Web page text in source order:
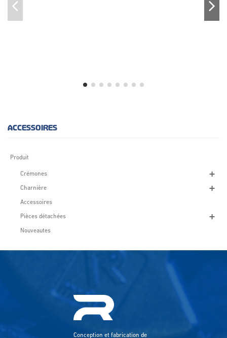
ACCESSOIRES
Produit
Crémones
Charnière
Accessoires
Pièces détachées
Nouveautes
Conception et fabrication de